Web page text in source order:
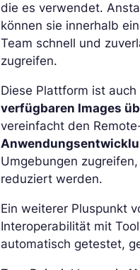
die es verwendet.
können sie innerhalb
Team schnell und
zugreifen.
Diese Plattform ist
verfügbaren Images
vereinfacht den
Umgebungen
reduziert werden.
Ein weiterer Pluspunkt
Interoperabilität mit
automatisch getestet,